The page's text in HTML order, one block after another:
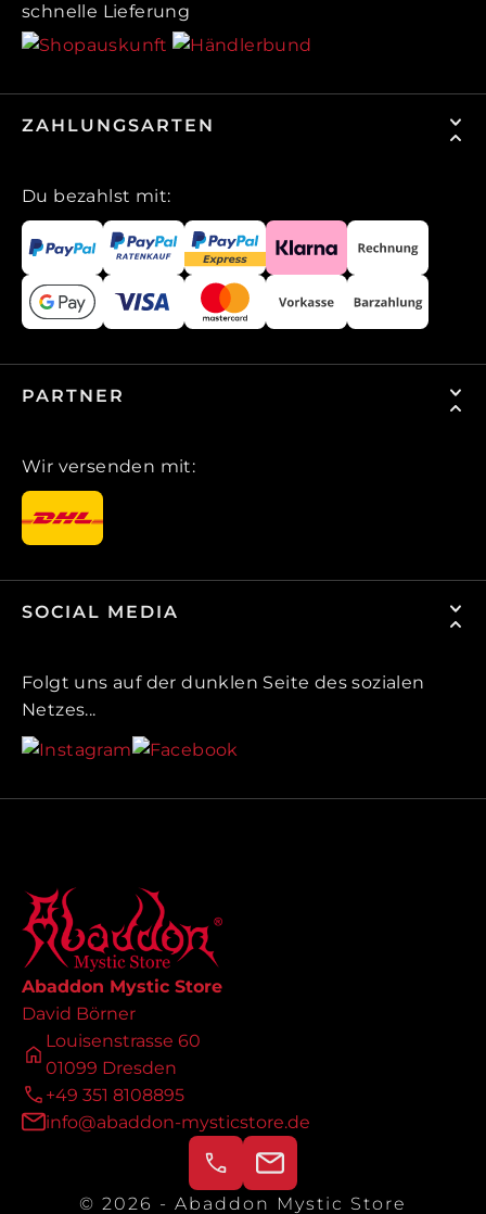
schnelle Lieferung
ZAHLUNGSARTEN
Du bezahlst mit:
PARTNER
Wir versenden mit:
SOCIAL MEDIA
Folgt uns auf der dunklen Seite des sozialen
Netzes...
Abaddon Mystic Store
David Börner
Louisenstrasse 60
01099 Dresden
+49 351 8108895
info@abaddon-mysticstore.de
© 2026 - Abaddon Mystic Store